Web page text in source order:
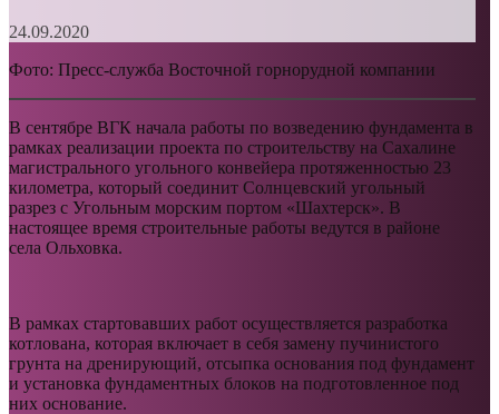
24.09.2020
Фото: Пресс-служба Восточной горнорудной компании
В сентябре ВГК начала работы по возведению фундамента в
рамках реализации проекта по строительству на Сахалине
магистрального угольного конвейера протяженностью 23
километра, который соединит Солнцевский угольный
разрез с Угольным морским портом «Шахтерск». В
настоящее время строительные работы ведутся в районе
села Ольховка.
В рамках стартовавших работ осуществляется разработка
котлована, которая включает в себя замену пучинистого
грунта на дренирующий, отсыпка основания под фундамент
и установка фундаментных блоков на подготовленное под
них основание.